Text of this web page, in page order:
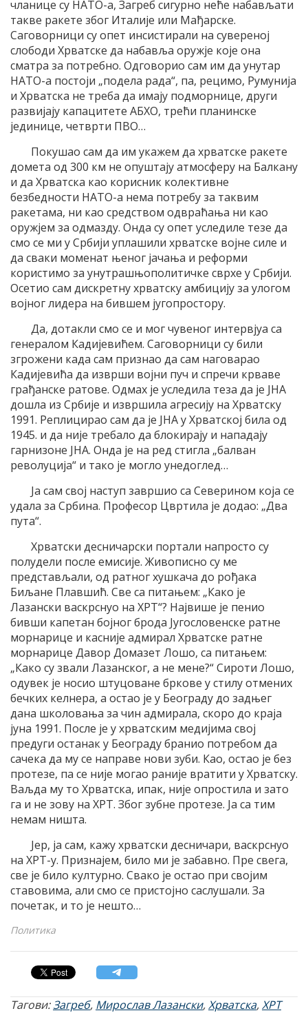
чланице су НАТО-а, Загреб сигурно неће набављати
такве ракете због Италије или Мађарске.
Саговорници су опет инсистирали на сувереној
слободи Хрватске да набавља оружје које она
сматра за потребнo. Одговорио сам им да унутар
НАТО-а постоји „подела рада“, па, рецимо, Румунија
и Хрватска не треба да имају подморнице, други
развијају капацитете АБХО, трећи планинске
јединице, четврти ПВО…
Покушао сам да им укажем да хрватске ракете
домета од 300 км не опуштају атмосферу на Балкану
и да Хрватска као корисник колективне
безбедности НАТО-а нема потребу за таквим
ракетама, ни као средством одвраћања ни као
оружјем за одмазду. Онда су опет уследиле тезе да
смо се ми у Србији уплашили хрватске војне силе и
да сваки моменат њеног јачања и реформи
користимо за унутрашњополитичке сврхе у Србији.
Осетио сам дискретну хрватску амбицију за улогом
војног лидера на бившем југопростору.
Да, дотакли смо се и мог чувеног интервјуа са
генералом Кадијевићем. Саговорници су били
згрожени када сам признао да сам наговарао
Кадијевића да изврши војни пуч и спречи крваве
грађанске ратове. Одмах је уследила теза да је ЈНА
дошла из Србије и извршила агресију на Хрватску
1991. Реплицирао сам да је ЈНА у Хрватској била од
1945. и да није требало да блокирају и нападају
гарнизоне ЈНА. Онда је на ред стигла „балван
револуција“ и тако је могло унедоглед…
Ја сам свој наступ завршио са Северином која се
удала за Србина. Професор Цвртила је додао: „Два
пута“.
Хрватски десничарски портали напросто су
полудели после емисије. Живописно су ме
представљали, од ратног хушкача до рођака
Биљане Плавшић. Све са питањем: „Како је
Лазански васкрснуо на ХРТ“? Највише је пенио
бивши капетан бојног брода Југословенске ратне
морнарице и касније адмирал Хрватске ратне
морнарице Давор Домазет Лошо, са питањем:
„Како су звали Лазанског, а не мене?“ Сироти Лошо,
одувек је носио штуцоване бркове у стилу отмених
бечких келнера, а остао је у Београду до задњег
дана школовања за чин адмирала, скоро до краја
јуна 1991. После је у хрватским медијима свој
предуги останак у Београду бранио потребом да
сачека да му се направе нови зуби. Као, остао је без
протезе, па се није могао раније вратити у Хрватску.
Ваљда му то Хрватска, ипак, није опростила и зато
га и не зову на ХРТ. Због зубне протезе. Ја са тим
немам ништа.
Јер, ја сам, кажу хрватски десничари, васкрснуо
на ХРТ-у. Признајем, било ми је забавно. Пре свега,
све је било културно. Свако је остао при својим
ставовима, али смо се пристојно саслушали. За
почетак, и то је нешто…
Политика
Тагови:Загреб, Мирослав Лазански,Хрватска,ХРТ